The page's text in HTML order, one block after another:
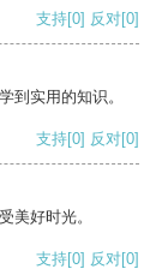
支持[0] 反对[0]
到实用的知识。
支持[0] 反对[0]
美好时光。
支持[0] 反对[0]